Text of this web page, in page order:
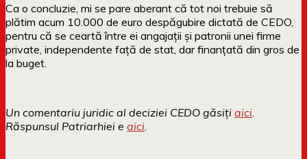
Ca o concluzie, mi se pare aberant că tot noi trebuie să
plătim acum 10.000 de euro despăgubire dictată de CEDO,
pentru că se ceartă între ei angajații și patronii unei firme
private, independente față de stat, dar finanțată din gros de
la buget.
Un comentariu juridic al deciziei CEDO găsiți aici
Răspunsul Patriarhiei e aici